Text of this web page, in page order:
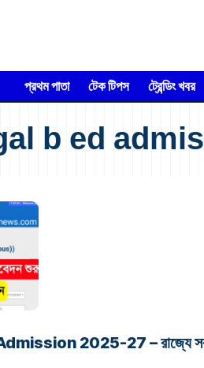
প্রথম পাতা টেক টিপস ট্রেন্ডিং খবর
b ed
2025-27 – রাজ্যে সরকারি